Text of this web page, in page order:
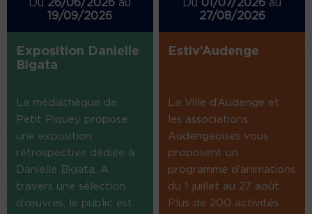
Du 26/06/2026 au
19/09/2026
Exposition Danielle
Bigata
La médiathèque de
Petit Piquey propose
une exposition
rétrospective dédiée à
Danielle Bigata. A
travers une sélection
d’œuvres, le public est
Du 01/07/2026 au
27/08/2026
Estiv’Audenge
La Ville d’Audenge et
les associations
Audengeoises vous
proposent un
programme d’animations
du 1 juillet au 27 août.
Plus de 200 activités